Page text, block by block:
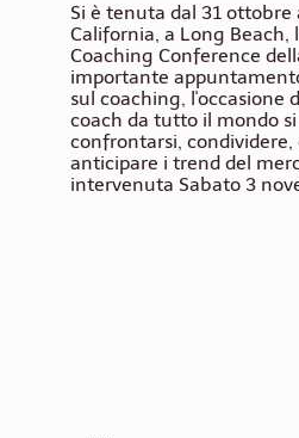
Si è tenuta dal 31 ottobre
California, a Long
Coaching Conference
importante
sul coaching, l'occasione
coach da tutto il mondo
confrontarsi, condividere,
anticipare i trend del
intervenuta Sabato 3